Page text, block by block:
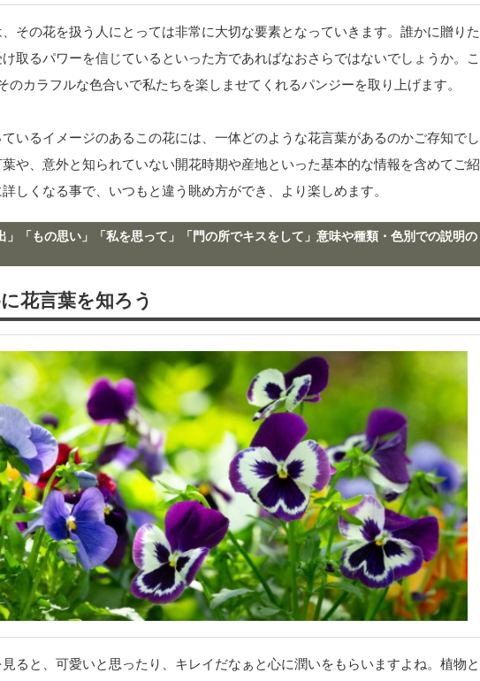
その花を扱う人にとっては非常に大切な要素となっていきます。誰かに贈りた
取るパワーを信じているといった方であればなおさらではないでしょうか。こ
のカラフルな色合いで私たちを楽しませてくれるパンジーを取り上げます。
いるイメージのあるこの花には、一体どのような花言葉があるのかご存知でし
や、意外と知られていない開花時期や産地といった基本的な情報を含めてご紹
しくなる事で、いつもと違う眺め方ができ、より楽しめます。
」「もの思い」「私を思って」「門の所でキスをして」意味や種類・色別での説明の
花言葉を知ろう
ると、可愛いと思ったり、キレイだなぁと心に潤いをもらいますよね。植物と